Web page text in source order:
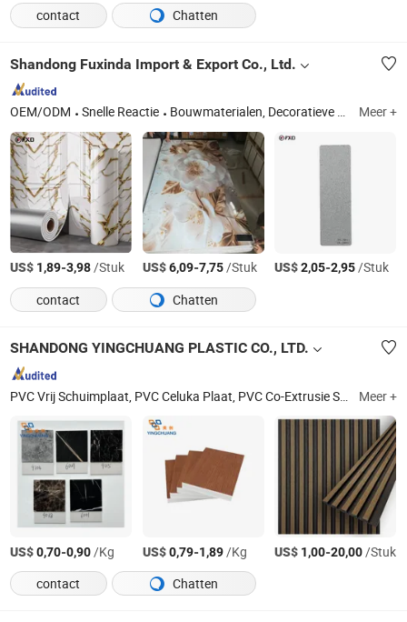
contact
Chatten
Shandong Fuxinda Import & Export Co., Ltd.
OEM/ODM Snelle Reactie Bouwmaterialen, Decoratieve Panelen, Binnen WPC Wandpaneel, Buiten WPC Wandpaneel, UV Marmerplaat, Flexibele Steen, PU Steen, WPC Kolomtube & Plafond, WPC Terras, Bamboe Houtskool Wandpaneel Spaanplaat Meer +
US$ 1,89-3,98/Stuk US$6,09-7,75/Stuk US$2,05-2,95/Stuk
contact
Chatten
SHANDONG YINGCHUANG PLASTIC CO., LTD.
Meer +
US$0,70-0,90/Kg US$0,79-1,89/Kg US$ 1,00-20,00/Stuk
contact
Chatten